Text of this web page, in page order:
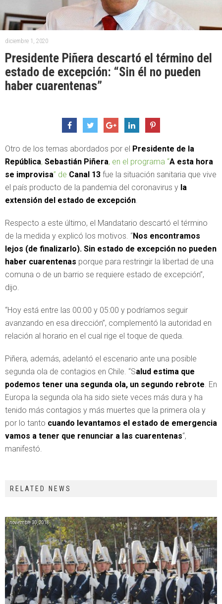
diciembre 1, 2020
Presidente Piñera descartó el término del
estado de excepción: “Sin él no pueden
haber cuarentenas”
Otro de los temas abordados por el Presidente de la
República, Sebastián Piñera, en el programa “A esta hora
se improvisa” de Canal 13 fue la situación sanitaria que vive
el país producto de la pandemia del coronavirus y la
extensión del estado de excepción.
Respecto a este último, el Mandatario descartó el término
de la medida y explicó los motivos. “Nos encontramos
lejos (de finalizarlo). Sin estado de excepción no pueden
haber cuarentenas porque para restringir la libertad de una
comuna o de un barrio se requiere estado de excepción”,
dijo.
“Hoy está entre las 00:00 y 05:00 y podríamos seguir
avanzando en esa dirección”, complementó la autoridad en
relación al horario en el cual rige el toque de queda.
Piñera, además, adelantó el escenario ante una posible
segunda ola de contagios en Chile. “Salud estima que
podemos tener una segunda ola, un segundo rebrote. En
Europa la segunda ola ha sido siete veces más dura y ha
tenido más contagios y más muertes que la primera ola y
por lo tanto cuando levantamos el estado de emergencia
vamos a tener que renunciar a las cuarentenas“,
manifestó.
RELATED NEWS
noviembre 30, 2018